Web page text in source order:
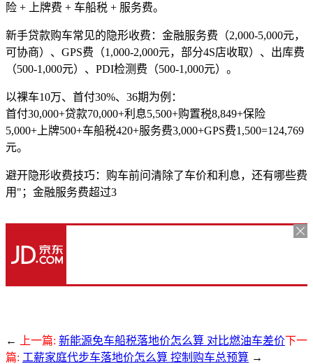
险 + 上牌费 + 车船税 + 服务费。
新手贷款购车常见的隐形收费：金融服务费（2,000-5,000元，
可协商）、GPS费（1,000-2,000元，部分4S店收取）、出库费
（500-1,000元）、PDI检测费（500-1,000元）。
以裸车10万、首付30%、36期为例：
首付30,000+贷款70,000+利息5,500+购置税8,849+保险
5,000+上牌500+车船税420+服务费3,000+GPS费1,500=124,769
元。
避开隐形收费技巧：购车前问清除了车价和利息，还有哪些费
用"；金融服务费超过3
← 上一篇: 新能源免车船税落地价怎么算 对比燃油车差价下一
篇: 工薪家庭代步车落地价怎么算 控制购车总预算 →